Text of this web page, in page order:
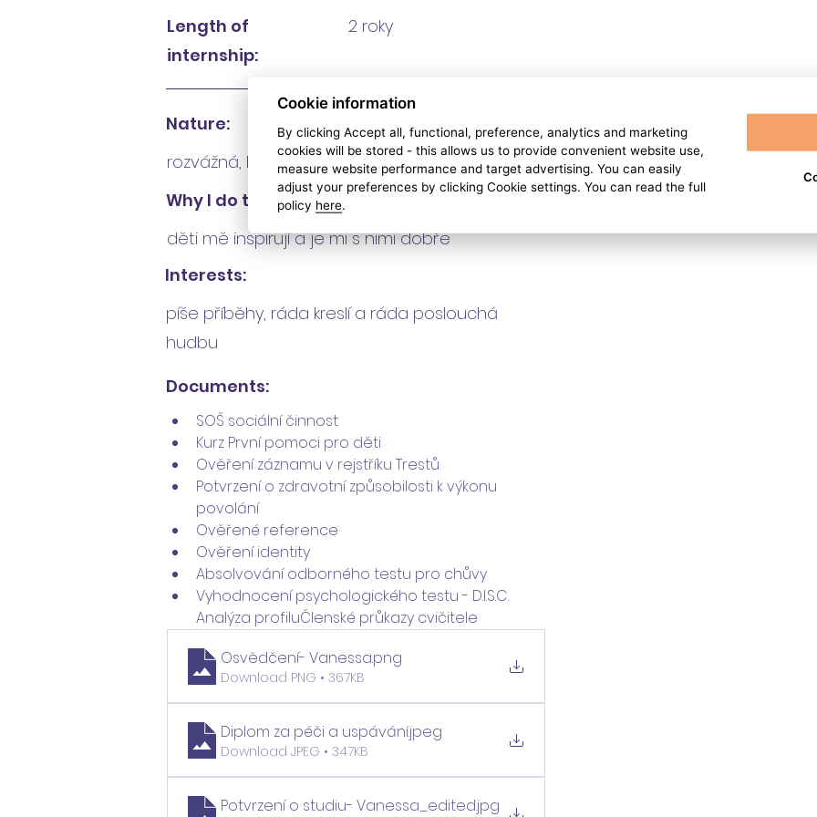
Length of
internship:
2 roky
Nature:
rozvážná, klidná, laskavá, nápomocná
Why I do this job:
děti mě inspirují a je mi s nimi dobře
Interests:
píše příběhy, ráda kreslí a ráda poslouchá
hudbu
Documents:
SOŠ sociální činnost
Kurz První pomoci pro děti
Ověření záznamu v rejstříku Trestů
Potvrzení o zdravotní způsobilosti k výkonu
povolání
Ověřené reference
Ověření identity
Absolvování odborného testu pro chůvy
Vyhodnocení psychologického testu - D.I.S.C.
Analýza profiluČlenské průkazy cvičitele
Osvědčení- Vanessa.png
Download PNG • 367KB
Diplom za péči a uspávání.jpeg
Download JPEG • 347KB
Potvrzení o studiu- Vanessa_edited.jpg
Cookie information
By clicking Accept all, functional, preference, analytics and marketing
cookies will be stored - this allows us to provide convenient website use,
measure website performance and target advertising. You can easily
adjust your preferences by clicking Cookie settings. You can read the full
policy here.